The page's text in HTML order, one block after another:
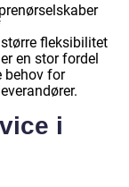
fleksibilitet
en stor fordel
behov for
i